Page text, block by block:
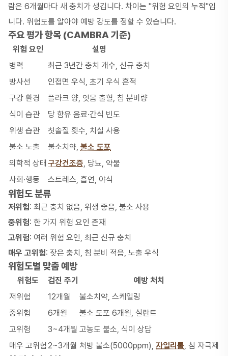
람은 6개월마다 새 충치가 생깁니다. 차이는 "위험 요인의 누적"입
니다. 위험도를 알아야 예방 강도를 정할 수 있습니다.
주요 평가 항목 (CAMBRA 기준)
위험 요인
설명
병력
최근 3년간 충치 개수, 신규 충치
방사선
인접면 우식, 초기 우식 흔적
구강 환경
플라크 양, 잇몸 출혈, 침 분비량
식이 습관
당 함유 음료·간식 빈도
위생 습관
칫솔질 횟수, 치실 사용
불소 노출
불소치약, 불소 도포
의학적 상태 구강건조증, 당뇨, 약물
사회·행동
스트레스, 흡연, 야식
위험도 분류
저위험: 최근 충치 없음, 위생 좋음, 불소 사용
중위험: 한 가지 위험 요인 존재
고위험: 여러 위험 요인, 최근 신규 충치
매우 고위험: 잦은 충치, 침 분비 적음, 노출 우식
위험도별 맞춤 예방
위험도 검진 주기
예방 처치
저위험
12개월 불소치약, 스케일링
중위험
6개월 불소 도포 6개월, 실란트
고위험
3~4개월 고농도 불소, 식이 상담
매우 고위험2~3개월 처방 불소(5000ppm), 자일리톨, 침 자극제